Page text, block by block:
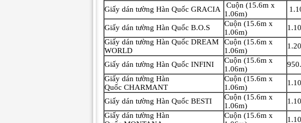
Giấy dán tường Hàn Quốc GRACIA
Cuộn (15.6m x
1.06m)
Giấy dán tường Hàn Quốc B.O.S
Cuộn (15.6m x
1.06m)
Giấy dán tường Hàn Quốc DREAM
WORLD
Cuộn (15.6m x
1.06m)
Giấy dán tường Hàn Quốc INFINI
Cuộn (15.6m x
1.06m)
Giấy dán tường Hàn
Quốc CHARMANT
Cuộn (15.6m x
1.06m)
Giấy dán tường Hàn Quốc BESTI
Cuộn (15.6m x
1.06m)
Giấy dán tường Hàn
Cuộn (15.6m x